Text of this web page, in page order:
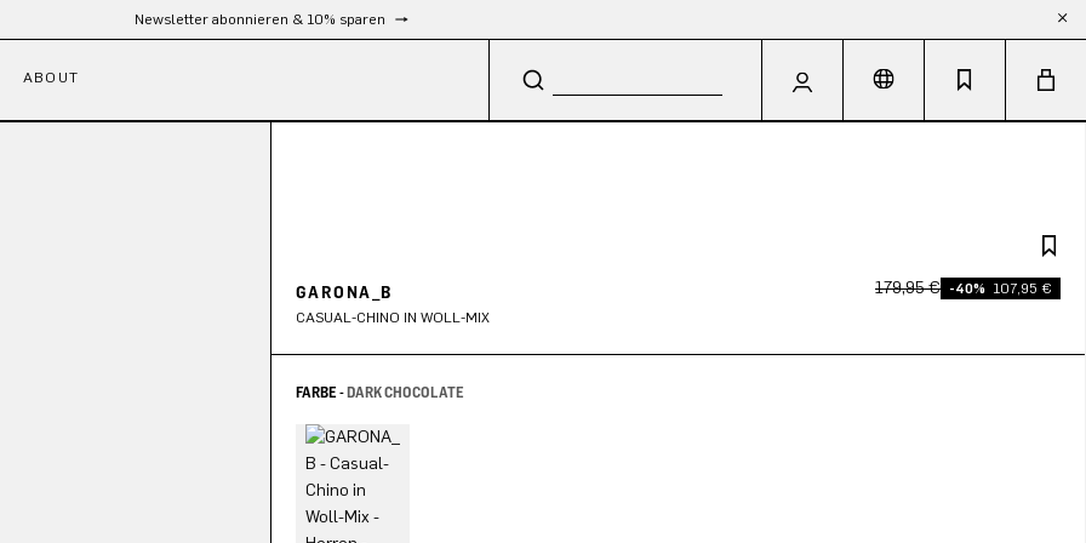
Kostenloser Versand ab 300 €
ABOUT
GARONA_B
CASUAL-CHINO IN WOLL-MIX
179,95 € -40% 107,95 €
FARBE -DARK CHOCOLATE